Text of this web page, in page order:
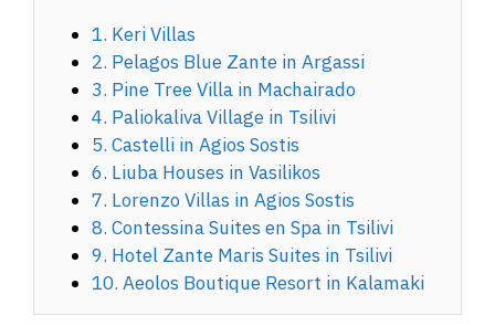
1. Keri Villas
2. Pelagos Blue Zante in Argassi
3. Pine Tree Villa in Machairado
4. Paliokaliva Village in Tsilivi
5. Castelli in Agios Sostis
6. Liuba Houses in Vasilikos
7. Lorenzo Villas in Agios Sostis
8. Contessina Suites en Spa in Tsilivi
9. Hotel Zante Maris Suites in Tsilivi
10. Aeolos Boutique Resort in Kalamaki